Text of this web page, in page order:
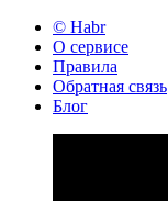
© Habr
О сервисе
Правила
Обратная связь
Блог